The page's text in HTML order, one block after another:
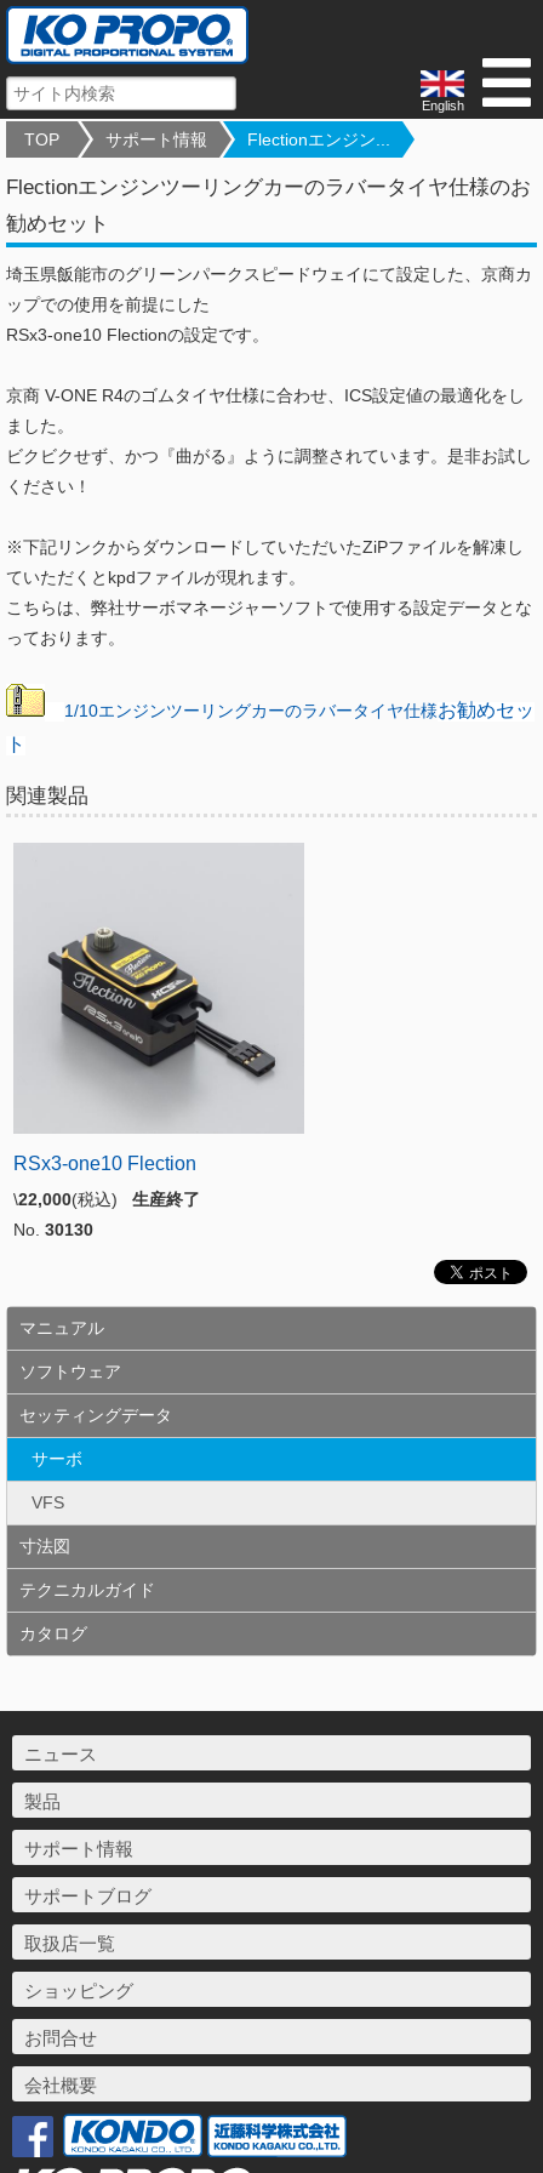
English
TOP サポート情報 Flectionエンジン...
Flectionエンジンツーリングカーのラバータイヤ仕様のお
勧めセット
埼玉県飯能市のグリーンパークスピードウェイにて設定した、京商カ
ップでの使用を前提にした
RSx3-one10 Flectionの設定です。
京商 V-ONE R4のゴムタイヤ仕様に合わせ、ICS設定値の最適化をし
ました。
ビクビクせず、かつ『曲がる』ように調整されています。是非お試し
ください！
※下記リンクからダウンロードしていただいたZiPファイルを解凍し
ていただくとkpdファイルが現れます。
こちらは、弊社サーボマネージャーソフトで使用する設定データとな
っております。
1/10エンジンツーリングカーのラバータイヤ仕様お勧めセッ
ト
関連製品
RSx3-one10 Flection
\22,000(税込) 生産終了
No. 30130
マニュアル
ソフトウェア
セッティングデータ
サーボ
VFS
寸法図
テクニカルガイド
カタログ
ニュース
製品
サポート情報
サポートブログ
取扱店一覧
ショッピング
お問合せ
会社概要